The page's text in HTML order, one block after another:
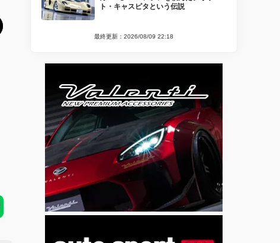
ト・キャスピタという伝説
最終更新：2026/08/09 22:18